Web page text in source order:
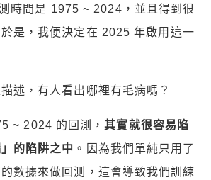
時間是 1975 ~ 2024，並且得到很
是，我便決定在 2025 年啟用這一
述，有人看出哪裡有毛病嗎？
~ 2024 的回測，其實就很容易陷
的陷阱之中 。 因為我們單純只用了
的數據來做回測，這會導致我們訓練